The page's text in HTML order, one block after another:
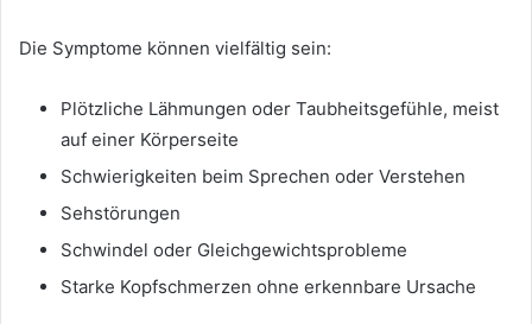
Die Symptome können vielfältig sein:
Plötzliche Lähmungen oder Taubheitsgefühle, meist
auf einer Körperseite
Schwierigkeiten beim Sprechen oder Verstehen
Sehstörungen
Schwindel oder Gleichgewichtsprobleme
Starke Kopfschmerzen ohne erkennbare Ursache